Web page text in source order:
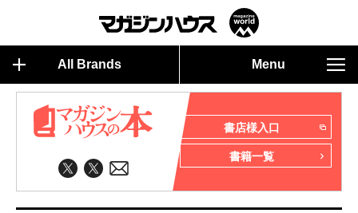
All Brands Menu
書店様入口
書籍一覧